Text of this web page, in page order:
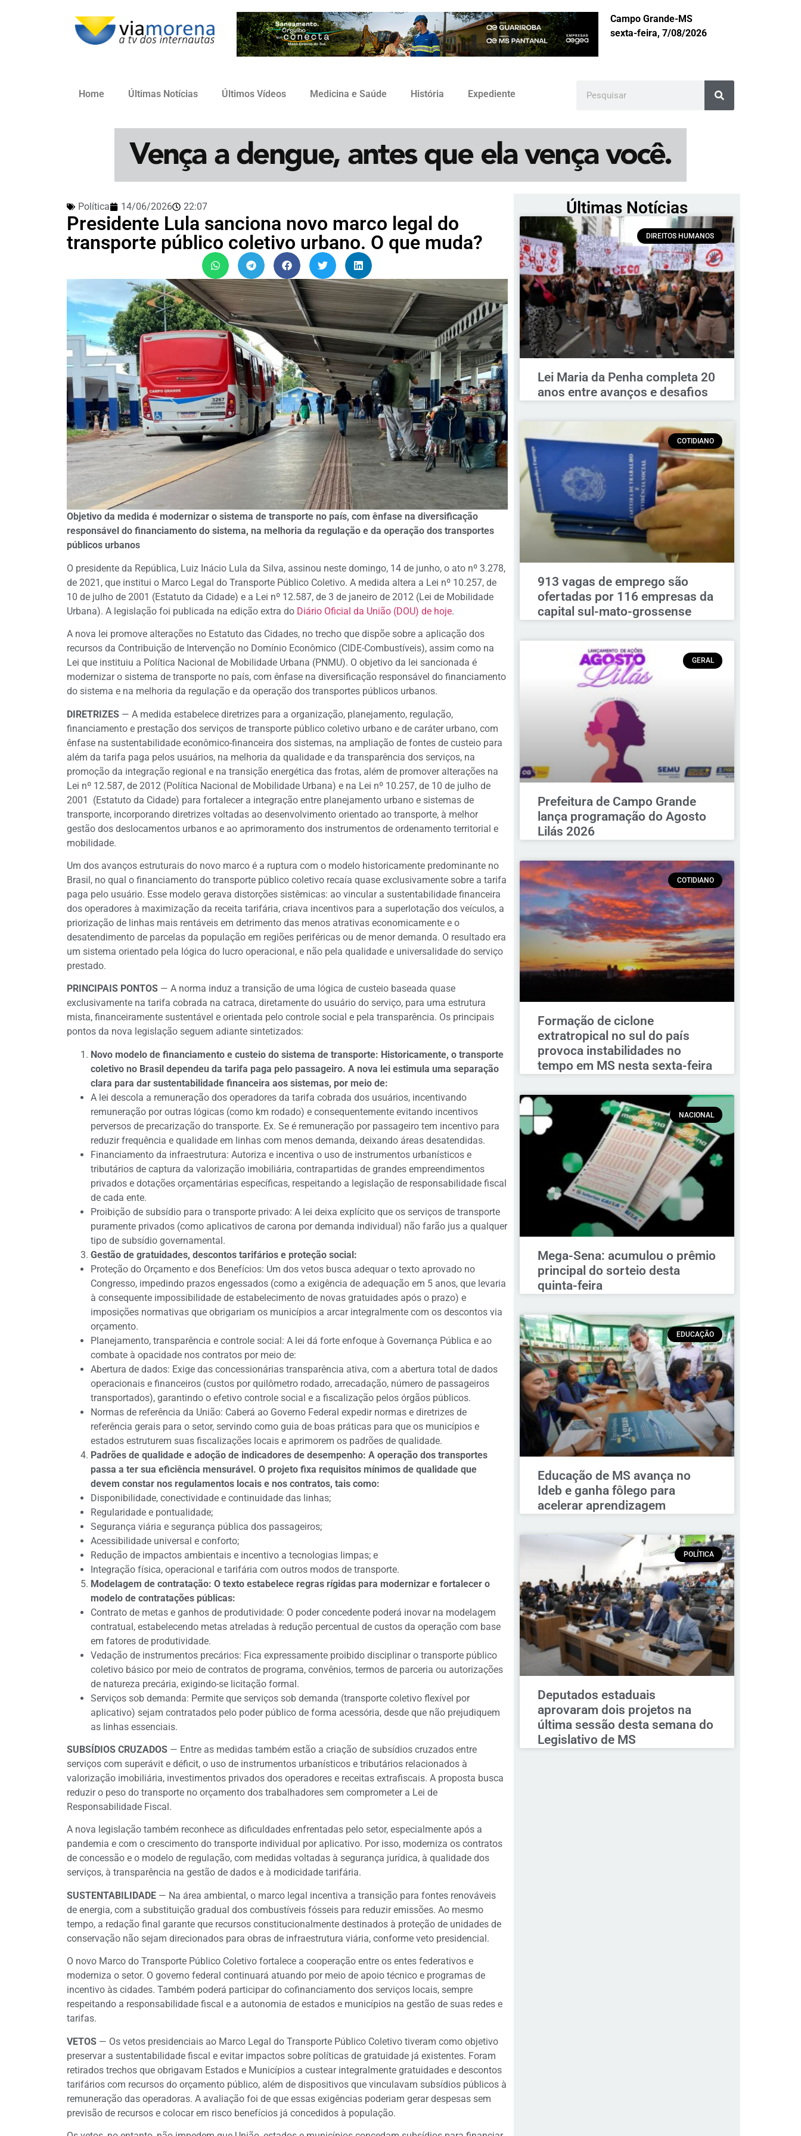
Campo Grande-MS
sexta-feira, 7/08/2026
Home Últimas Notícias Últimos Vídeos Medicina e Saúde História Expediente
Política 14/06/2026 22:07
Presidente Lula sanciona novo marco legal do
transporte público coletivo urbano. O que muda?
Objetivo da medida é modernizar o sistema de transporte no país, com ênfase na diversificação
responsável do financiamento do sistema, na melhoria da regulação e da operação dos transportes
públicos urbanos
O presidente da República, Luiz Inácio Lula da Silva, assinou neste domingo, 14 de junho, o ato nº 3.278,
de 2021, que institui o Marco Legal do Transporte Público Coletivo. A medida altera a Lei nº 10.257, de
10 de julho de 2001 (Estatuto da Cidade) e a Lei nº 12.587, de 3 de janeiro de 2012 (Lei de Mobilidade
Urbana). A legislação foi publicada na edição extra do Diário Oficial da União (DOU) de hoje.
A nova lei promove alterações no Estatuto das Cidades, no trecho que dispõe sobre a aplicação dos
recursos da Contribuição de Intervenção no Domínio Econômico (CIDE-Combustíveis), assim como na
Lei que instituiu a Política Nacional de Mobilidade Urbana (PNMU). O objetivo da lei sancionada é
modernizar o sistema de transporte no país, com ênfase na diversificação responsável do financiamento
do sistema e na melhoria da regulação e da operação dos transportes públicos urbanos.
DIRETRIZES — A medida estabelece diretrizes para a organização, planejamento, regulação,
financiamento e prestação dos serviços de transporte público coletivo urbano e de caráter urbano, com
ênfase na sustentabilidade econômico-financeira dos sistemas, na ampliação de fontes de custeio para
além da tarifa paga pelos usuários, na melhoria da qualidade e da transparência dos serviços, na
promoção da integração regional e na transição energética das frotas, além de promover alterações na
Lei nº 12.587, de 2012 (Política Nacional de Mobilidade Urbana) e na Lei nº 10.257, de 10 de julho de
2001 (Estatuto da Cidade) para fortalecer a integração entre planejamento urbano e sistemas de
transporte, incorporando diretrizes voltadas ao desenvolvimento orientado ao transporte, à melhor
gestão dos deslocamentos urbanos e ao aprimoramento dos instrumentos de ordenamento territorial e
mobilidade.
Um dos avanços estruturais do novo marco é a ruptura com o modelo historicamente predominante no
Brasil, no qual o financiamento do transporte público coletivo recaía quase exclusivamente sobre a tarifa
paga pelo usuário. Esse modelo gerava distorções sistêmicas: ao vincular a sustentabilidade financeira
dos operadores à maximização da receita tarifária, criava incentivos para a superlotação dos veículos, a
priorização de linhas mais rentáveis em detrimento das menos atrativas economicamente e o
desatendimento de parcelas da população em regiões periféricas ou de menor demanda. O resultado era
um sistema orientado pela lógica do lucro operacional, e não pela qualidade e universalidade do serviço
prestado.
PRINCIPAIS PONTOS — A norma induz a transição de uma lógica de custeio baseada quase
exclusivamente na tarifa cobrada na catraca, diretamente do usuário do serviço, para uma estrutura
mista, financeiramente sustentável e orientada pelo controle social e pela transparência. Os principais
pontos da nova legislação seguem adiante sintetizados:
Novo modelo de financiamento e custeio do sistema de transporte: Historicamente, o transporte
coletivo no Brasil dependeu da tarifa paga pelo passageiro. A nova lei estimula uma separação
clara para dar sustentabilidade financeira aos sistemas, por meio de:
A lei descola a remuneração dos operadores da tarifa cobrada dos usuários, incentivando
remuneração por outras lógicas (como km rodado) e consequentemente evitando incentivos
perversos de precarização do transporte. Ex. Se é remuneração por passageiro tem incentivo para
reduzir frequência e qualidade em linhas com menos demanda, deixando áreas desatendidas.
Financiamento da infraestrutura: Autoriza e incentiva o uso de instrumentos urbanísticos e
tributários de captura da valorização imobiliária, contrapartidas de grandes empreendimentos
privados e dotações orçamentárias específicas, respeitando a legislação de responsabilidade fiscal
de cada ente.
Proibição de subsídio para o transporte privado: A lei deixa explícito que os serviços de transporte
puramente privados (como aplicativos de carona por demanda individual) não farão jus a qualquer
tipo de subsídio governamental.
Gestão de gratuidades, descontos tarifários e proteção social:
Proteção do Orçamento e dos Benefícios: Um dos vetos busca adequar o texto aprovado no
Congresso, impedindo prazos engessados (como a exigência de adequação em 5 anos, que levaria
à consequente impossibilidade de estabelecimento de novas gratuidades após o prazo) e
imposições normativas que obrigariam os municípios a arcar integralmente com os descontos via
orçamento.
Planejamento, transparência e controle social: A lei dá forte enfoque à Governança Pública e ao
combate à opacidade nos contratos por meio de:
Abertura de dados: Exige das concessionárias transparência ativa, com a abertura total de dados
operacionais e financeiros (custos por quilômetro rodado, arrecadação, número de passageiros
transportados), garantindo o efetivo controle social e a fiscalização pelos órgãos públicos.
Normas de referência da União: Caberá ao Governo Federal expedir normas e diretrizes de
referência gerais para o setor, servindo como guia de boas práticas para que os municípios e
estados estruturem suas fiscalizações locais e aprimorem os padrões de qualidade.
Padrões de qualidade e adoção de indicadores de desempenho: A operação dos transportes
passa a ter sua eficiência mensurável. O projeto fixa requisitos mínimos de qualidade que
devem constar nos regulamentos locais e nos contratos, tais como:
Disponibilidade, conectividade e continuidade das linhas;
Regularidade e pontualidade;
Segurança viária e segurança pública dos passageiros;
Acessibilidade universal e conforto;
Redução de impactos ambientais e incentivo a tecnologias limpas; e
Integração física, operacional e tarifária com outros modos de transporte.
Modelagem de contratação: O texto estabelece regras rígidas para modernizar e fortalecer o
modelo de contratações públicas:
Contrato de metas e ganhos de produtividade: O poder concedente poderá inovar na modelagem
contratual, estabelecendo metas atreladas à redução percentual de custos da operação com base
em fatores de produtividade.
Vedação de instrumentos precários: Fica expressamente proibido disciplinar o transporte público
coletivo básico por meio de contratos de programa, convênios, termos de parceria ou autorizações
de natureza precária, exigindo-se licitação formal.
Serviços sob demanda: Permite que serviços sob demanda (transporte coletivo flexível por
aplicativo) sejam contratados pelo poder público de forma acessória, desde que não prejudiquem
as linhas essenciais.
SUBSÍDIOS CRUZADOS — Entre as medidas também estão a criação de subsídios cruzados entre
serviços com superávit e déficit, o uso de instrumentos urbanísticos e tributários relacionados à
valorização imobiliária, investimentos privados dos operadores e receitas extrafiscais. A proposta busca
reduzir o peso do transporte no orçamento dos trabalhadores sem comprometer a Lei de
Responsabilidade Fiscal.
A nova legislação também reconhece as dificuldades enfrentadas pelo setor, especialmente após a
pandemia e com o crescimento do transporte individual por aplicativo. Por isso, moderniza os contratos
de concessão e o modelo de regulação, com medidas voltadas à segurança jurídica, à qualidade dos
serviços, à transparência na gestão de dados e à modicidade tarifária.
SUSTENTABILIDADE — Na área ambiental, o marco legal incentiva a transição para fontes renováveis
de energia, com a substituição gradual dos combustíveis fósseis para reduzir emissões. Ao mesmo
tempo, a redação final garante que recursos constitucionalmente destinados à proteção de unidades de
conservação não sejam direcionados para obras de infraestrutura viária, conforme veto presidencial.
O novo Marco do Transporte Público Coletivo fortalece a cooperação entre os entes federativos e
moderniza o setor. O governo federal continuará atuando por meio de apoio técnico e programas de
incentivo às cidades. Também poderá participar do cofinanciamento dos serviços locais, sempre
respeitando a responsabilidade fiscal e a autonomia de estados e municípios na gestão de suas redes e
tarifas.
VETOS — Os vetos presidenciais ao Marco Legal do Transporte Público Coletivo tiveram como objetivo
preservar a sustentabilidade fiscal e evitar impactos sobre políticas de gratuidade já existentes. Foram
retirados trechos que obrigavam Estados e Municípios a custear integralmente gratuidades e descontos
tarifários com recursos do orçamento público, além de dispositivos que vinculavam subsídios públicos à
remuneração das operadoras. A avaliação foi de que essas exigências poderiam gerar despesas sem
previsão de recursos e colocar em risco benefícios já concedidos à população.
Últimas Notícias
DIREITOS HUMANOS
Lei Maria da Penha completa 20
anos entre avanços e desafios
COTIDIANO
913 vagas de emprego são
ofertadas por 116 empresas da
capital sul-mato-grossense
GERAL
Prefeitura de Campo Grande
lança programação do Agosto
Lilás 2026
COTIDIANO
Formação de ciclone
extratropical no sul do país
provoca instabilidades no
tempo em MS nesta sexta-feira
NACIONAL
Mega-Sena: acumulou o prêmio
principal do sorteio desta
quinta-feira
EDUCAÇÃO
Educação de MS avança no
Ideb e ganha fôlego para
acelerar aprendizagem
POLÍTICA
Deputados estaduais
aprovaram dois projetos na
última sessão desta semana do
Legislativo de MS